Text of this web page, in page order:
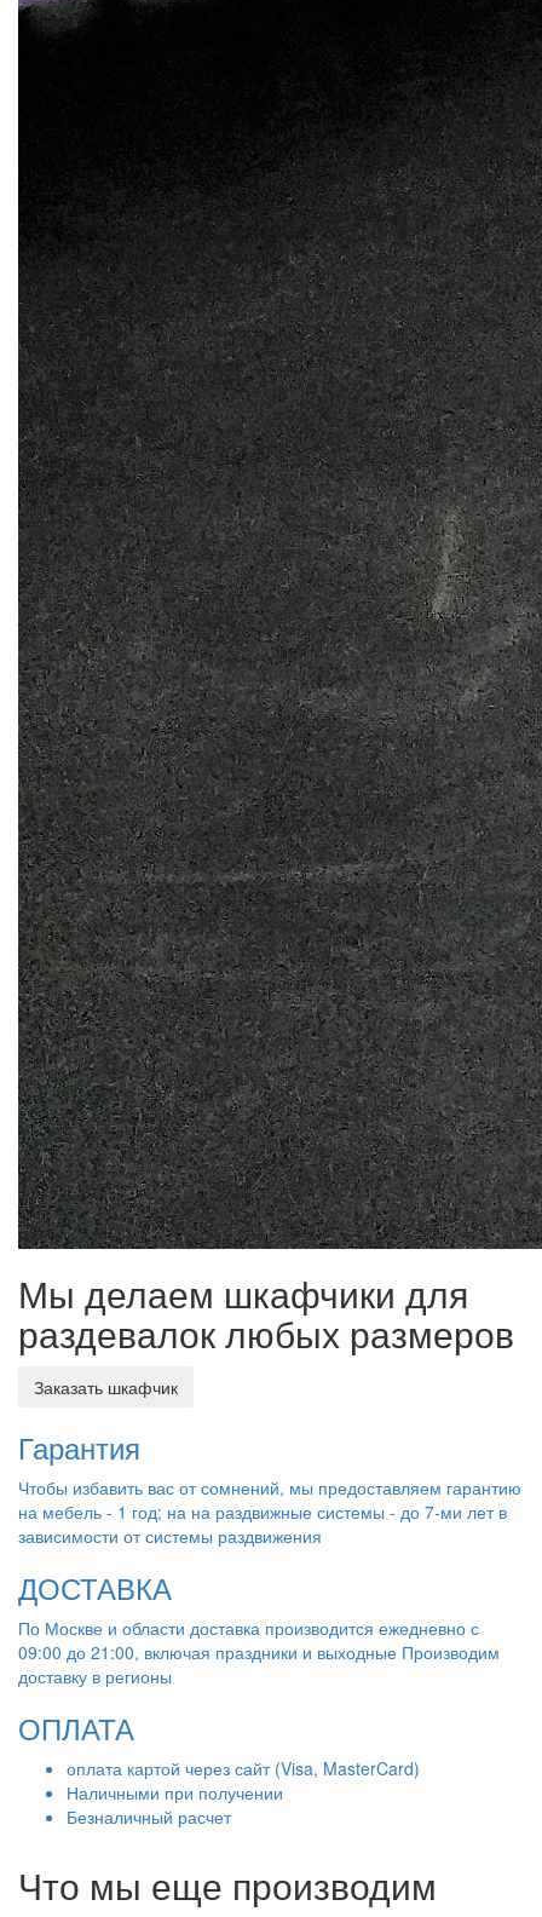
Мы делаем шкафчики для
раздевалок любых размеров
Заказать шкафчик
Гарантия
Чтобы избавить вас от сомнений, мы предоставляем гарантию
на мебель - 1 год; на на раздвижные системы - до 7-ми лет в
зависимости от системы раздвижения
ДОСТАВКА
По Москве и области доставка производится ежедневно с
09:00 до 21:00, включая праздники и выходные Производим
доставку в регионы
ОПЛАТА
оплата картой через сайт (Visa, MasterCard)
Наличными при получении
Безналичный расчет
Что мы еще производим